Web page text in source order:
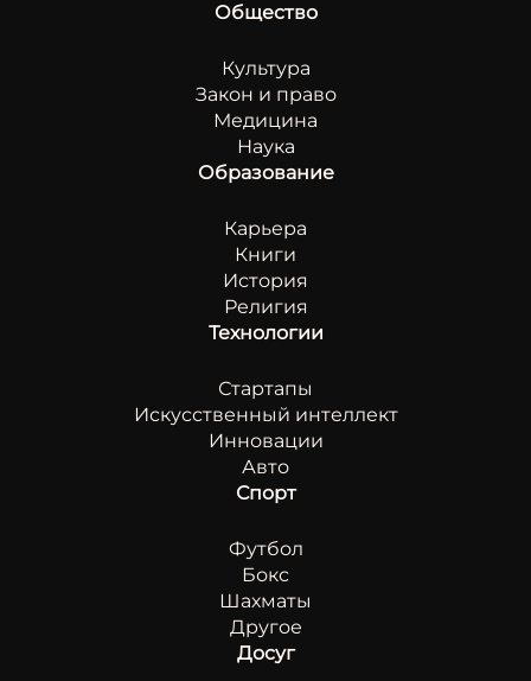
Общество
Культура
Закон и право
Медицина
Наука
Образование
Карьера
Книги
История
Религия
Технологии
Стартапы
Искусственный интеллект
Инновации
Авто
Спорт
Футбол
Бокс
Шахматы
Другое
Досуг